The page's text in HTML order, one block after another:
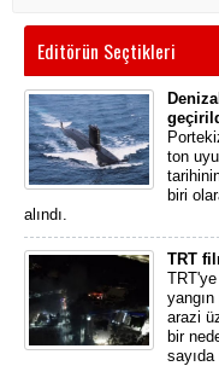
Editörün Seçtikleri
ton
biri
alındı.
TRT
arazi
bir